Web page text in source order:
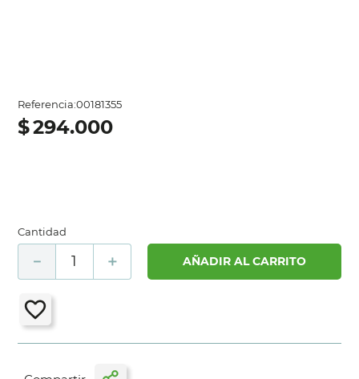
Referencia:00181355
$294.000
Cantidad
＋
－ AÑADIR AL CARRITO